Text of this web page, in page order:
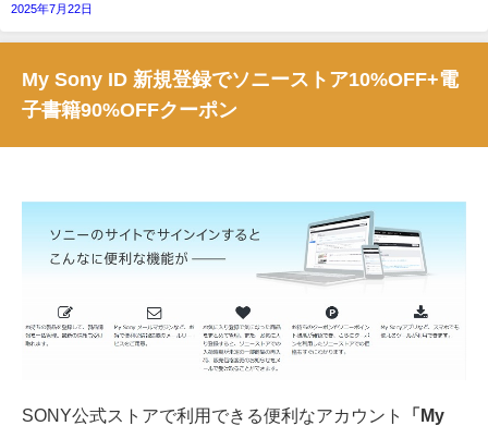
2025年7月22日
My Sony ID 新規登録でソニーストア10%OFF+電
子書籍90%OFFクーポン
SONY公式ストアで利用できる便利なアカウント
「My